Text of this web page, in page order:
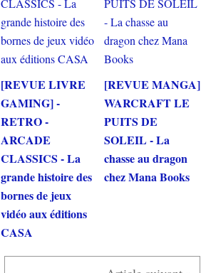
[REVUE LIVRE
GAMING] -
RETRO -
ARCADE
CLASSICS - La
grande histoire des
bornes de jeux
vidéo aux éditions
CASA
[REVUE MANGA]
WARCRAFT LE
PUITS DE
SOLEIL - La
chasse au dragon
chez Mana Books